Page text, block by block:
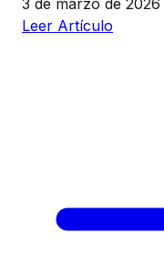
Leer Artículo